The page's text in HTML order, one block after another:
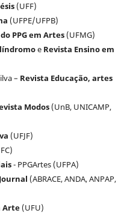
(UFF)
(UFPE/UFPB)
PPG em Artes(UFMG)
e Revista Ensino em
– Revista Educação, artes
Modos(UnB, UNICAMP,
(UFJF)
- PPGArtes (UFPA)
(ABRACE, ANDA, ANPAP,
Arte(UFU)